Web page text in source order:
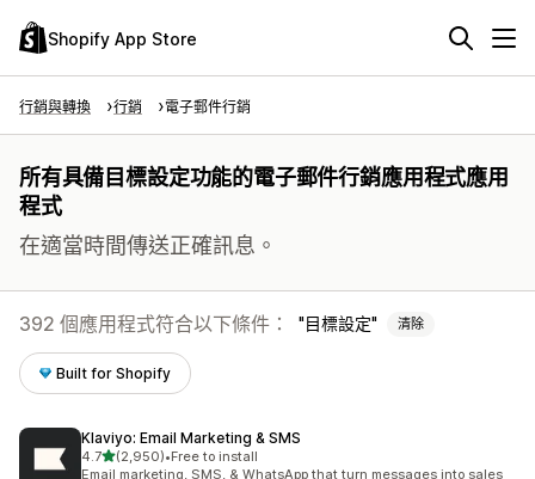
Shopify App Store
行銷與轉換 行銷 電子郵件行銷
所有具備目標設定功能的電子郵件行銷應用程式應用
程式
在適當時間傳送正確訊息。
392 個應用程式符合以下條件： 目標設定 清除
Built for Shopify
Klaviyo: Email Marketing & SMS
4.7滿分 5 顆星
(2,950)
共有 2950 則評價
•Free to install
Email marketing, SMS, & WhatsApp that turn messages into sales